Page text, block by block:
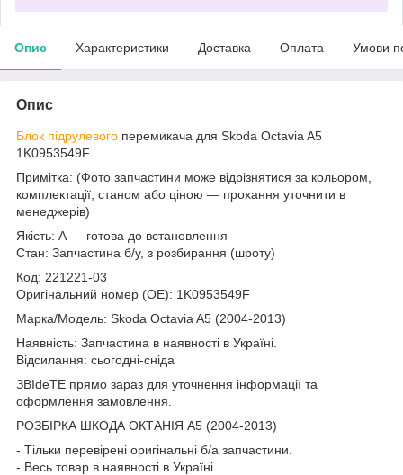
Опис Характеристики Доставка Оплата Умови
Опис
Блок підрулевого перемикача для Skoda Octavia A5
1K0953549F
Примітка: (Фото запчастини може відрізнятися за кольором,
комплектації, станом або ціною — прохання уточнити в
менеджерів)
Якість: А — готова до встановлення
Стан: Запчастина б/у, з розбирання (шроту)
Код: 221221-03
Оригінальний номер (ОЕ): 1K0953549F
Марка/Модель: Skoda Octavia A5 (2004-2013)
Наявність: Запчастина в наявності в Україні.
Відсилання: сьогодні-сніда
ЗВІdeТЕ прямо зараз для уточнення інформації та
оформлення замовлення.
РОЗБІРКА ШКОДА ОКТАНІЯ A5 (2004-2013)
- Тільки перевірені оригінальні б/а запчастини.
- Весь товар в наявності в Україні.